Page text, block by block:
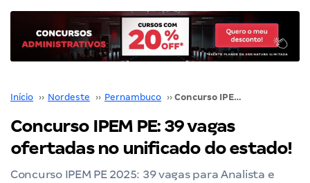
Início ›› Nordeste ›› Pernambuco ›› Concurso IPEM PE: 39 vagas ofertadas no unificado do estado!
Concurso IPEM PE: 39 vagas
ofertadas no unificado do estado!
Concurso IPEM PE 2025: 39 vagas para Analista e